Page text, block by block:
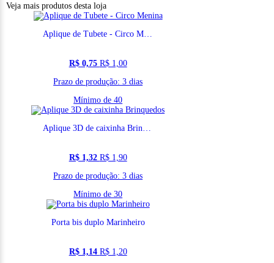
Veja mais produtos desta loja
R$ 0,75 R$ 1,00
Prazo de produção: 3 dias
Mínimo de 40
R$ 1,32 R$ 1,90
Prazo de produção: 3 dias
Mínimo de 30
Porta bis duplo Marinheiro
R$ 1,14 R$ 1,20